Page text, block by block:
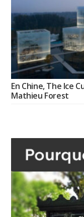
En Chine, The Ice
Mathieu Forest